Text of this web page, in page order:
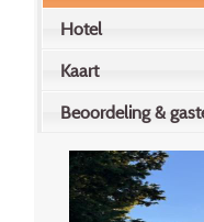
Hotel
Kaart
Beoordeling &